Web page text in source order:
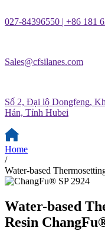
027-84396550 | +86 181
Sales@cfsilanes.com
Số 2, Đại lộ Dongfeng,
Hán, Tỉnh Hubei
Home
/
Water-based
Water-based
Resin